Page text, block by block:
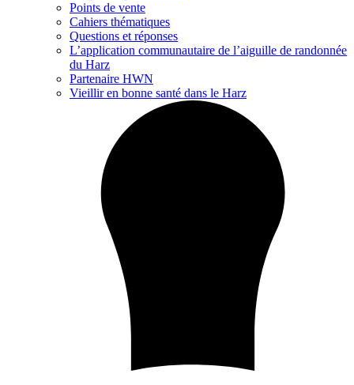
Points de vente
Cahiers thématiques
Questions et réponses
L’application communautaire de l’aiguille de randonnée
du Harz
Partenaire HWN
Vieillir en bonne santé dans le Harz